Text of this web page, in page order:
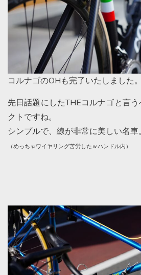
コルナゴのOHも完了いたしました。
先日話題にしたTHEコルナゴと言
クトですね。
シンプルで、線が非常に美しい名車。
（めっちゃワイヤリング苦労したｗハンドル内）